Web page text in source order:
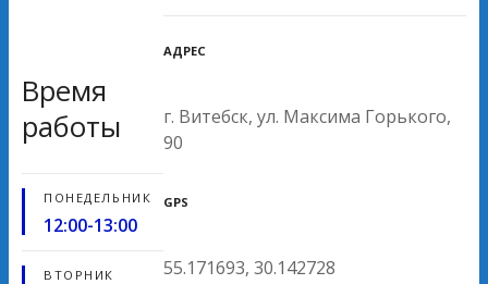
Время
работы
ПОНЕДЕЛЬНИК
12:00-13:00
ВТОРНИК
АДРЕС
г. Витебск, ул. Максима Горького,
90
GPS
55.171693, 30.142728